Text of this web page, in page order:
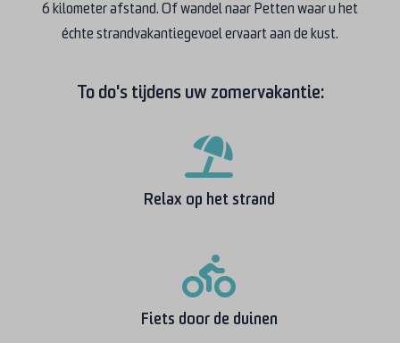
6 kilometer afstand. Of wandel naar Petten waar u het
échte strandvakantiegevoel ervaart aan de kust.
To do's tijdens uw zomervakantie:
Relax op het strand
Fiets door de duinen